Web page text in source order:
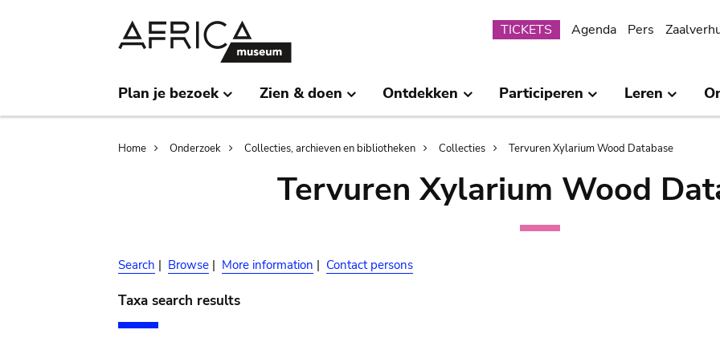
Submenu
TICKETS Agenda Pers
Plan je bezoek Zien & doen Ontdekken Participeren Leren
Breadcrumb
Home Onderzoek Collecties, archieven en bibliotheken Collecties Tervuren Xylarium Wood Database
Tervuren Xylarium Wood
Search | Browse | More information | Contact persons
Taxa search results